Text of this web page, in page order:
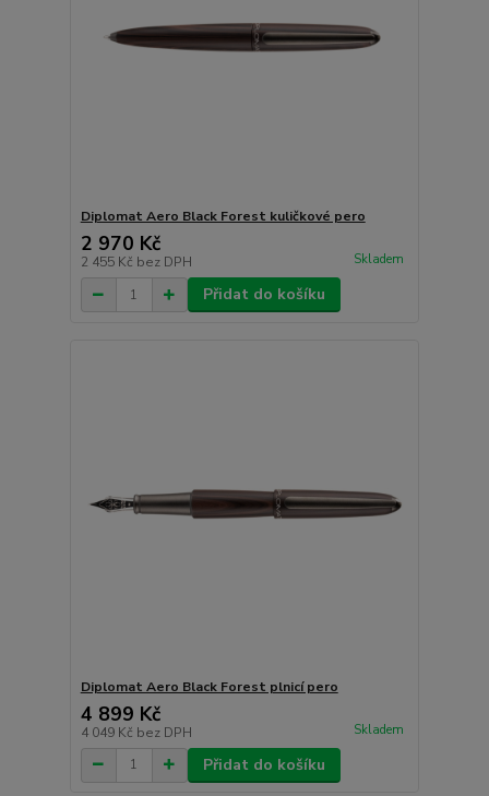
Diplomat Aero Black Forest kuličkové pero
2 970 Kč
2 455 Kč bez DPH Skladem
Přidat do košíku
Diplomat Aero Black Forest plnicí pero
4 899 Kč
4 049 Kč bez DPH Skladem
Přidat do košíku